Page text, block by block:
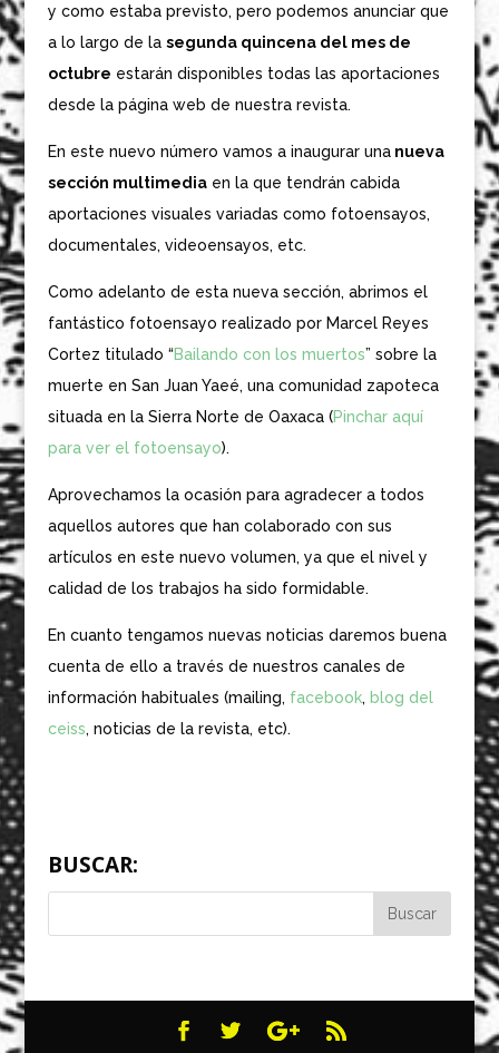
y como estaba previsto, pero podemos anunciar que
a lo largo de la segunda quincena del mes de
octubre estarán disponibles todas las aportaciones
desde la página web de nuestra revista.
En este nuevo número vamos a inaugurar unanueva
sección multimediaen la que tendrán cabida
aportaciones visuales variadas como fotoensayos,
documentales, videoensayos, etc.
Como adelanto de esta nueva sección, abrimos el
fantástico fotoensayo realizado por Marcel Reyes
Cortez titulado “Bailando con los muertos” sobre la
muerte en San Juan Yaeé, una comunidad zapoteca
situada en la Sierra Norte de Oaxaca (Pinchar aquí
para ver el fotoensayo).
Aprovechamos la ocasión para agradecer a todos
aquellos autores que han colaborado con sus
artículos en este nuevo volumen, ya que el nivel y
calidad de los trabajos ha sido formidable.
En cuanto tengamos nuevas noticias daremos buena
cuenta de ello a través de nuestros canales de
información habituales (mailing, facebook, blog del
ceiss, noticias de la revista, etc).
BUSCAR: